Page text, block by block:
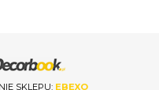
SKLEPU: EBEXO